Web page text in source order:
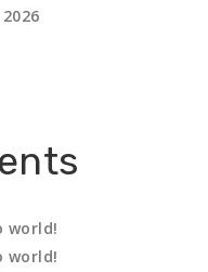
world!
world!